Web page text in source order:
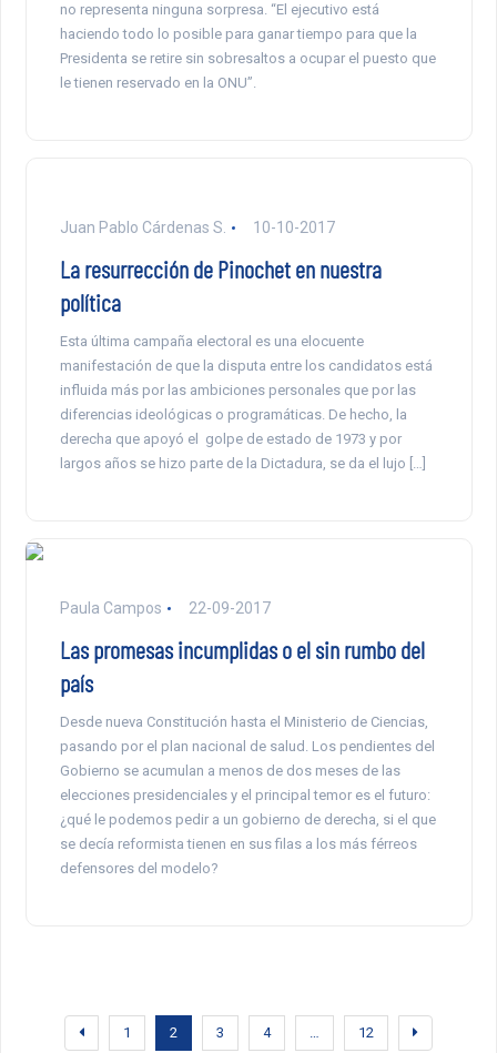
no representa ninguna sorpresa. “El ejecutivo está
haciendo todo lo posible para ganar tiempo para que la
Presidenta se retire sin sobresaltos a ocupar el puesto que
le tienen reservado en la ONU”.
Juan Pablo Cárdenas S. 10-10-2017
La resurrección de Pinochet en nuestra
política
Esta última campaña electoral es una elocuente
manifestación de que la disputa entre los candidatos está
influida más por las ambiciones personales que por las
diferencias ideológicas o programáticas. De hecho, la
derecha que apoyó el golpe de estado de 1973 y por
largos años se hizo parte de la Dictadura, se da el lujo […]
Paula Campos 22-09-2017
Las promesas incumplidas o el sin rumbo del
país
Desde nueva Constitución hasta el Ministerio de Ciencias,
pasando por el plan nacional de salud. Los pendientes del
Gobierno se acumulan a menos de dos meses de las
elecciones presidenciales y el principal temor es el futuro:
¿qué le podemos pedir a un gobierno de derecha, si el que
se decía reformista tienen en sus filas a los más férreos
defensores del modelo?
1 2 3 4 … 12